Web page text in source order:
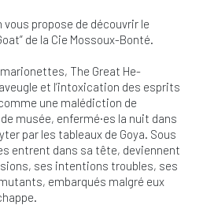
vous propose de découvrir le
de la Cie Mossoux-Bonté.
The Great He-
et l’intoxication des esprits
une malédiction de
musée, enfermé·es la nuit dans
par les tableaux de Goya. Sous
entrent dans sa tête, deviennent
ses intentions troubles, ses
embarqués malgré eux